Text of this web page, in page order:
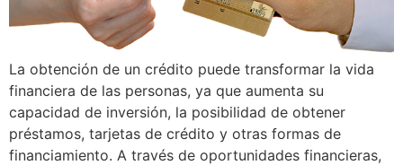
La obtención de un crédito puede transformar la vida
financiera de las personas, ya que aumenta su
capacidad de inversión, la posibilidad de obtener
préstamos, tarjetas de crédito y otras formas de
financiamiento. A través de oportunidades financieras,